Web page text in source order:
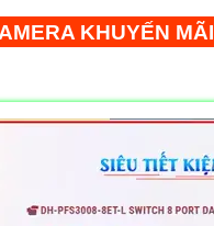
KHUYẾN MÃI